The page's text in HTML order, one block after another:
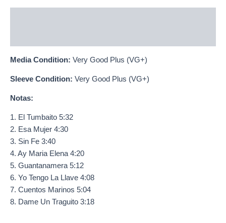
Media Condition: Very Good Plus (VG+)
Sleeve Condition: Very Good Plus (VG+)
Notas:
1. El Tumbaito 5:32
2. Esa Mujer 4:30
3. Sin Fe 3:40
4. Ay Maria Elena 4:20
5. Guantanamera 5:12
6. Yo Tengo La Llave 4:08
7. Cuentos Marinos 5:04
8. Dame Un Traguito 3:18